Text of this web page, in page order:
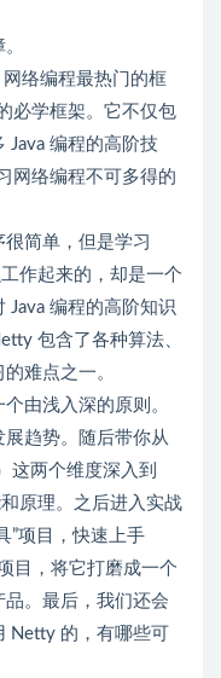
络编程最热门的框
必学框架。它不仅包
Java 编程的高阶技
网络编程不可多得的
简单，但是学习
作起来的，却是一个
Java 编程的高阶知识
包含了各种算法、
难点之一。
由浅入深的原则。
趋势。随后带你从
这两个维度深入到
原理。之后进入实战
”项目，快速上手
目，将它打磨成一个
。最后，我们还会
Netty 的，有哪些可